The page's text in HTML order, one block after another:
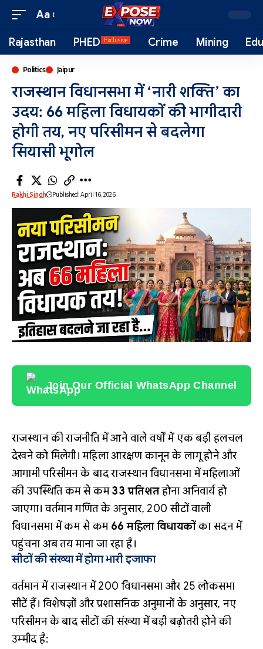
Aa
Rajasthan PHED Exclusive Crime Mining
Politics Jaipur
राजस्थान विधानसभा में ‘नारी शक्ति’ का
उदय: 66 महिला विधायकों की भागीदारी
होगी तय, नए परिसीमन से बदलेगा
सियासी भूगोल
Rakhi Singh Published: April 16, 2026
Join Our Official WhatsApp Channel
राजस्थान की राजनीति में आने वाले वर्षों में एक बड़ी हलचल
देखने को मिलेगी। महिला आरक्षण कानून के लागू होने और
आगामी परिसीमन के बाद राजस्थान विधानसभा में महिलाओं
की उपस्थिति कम से कम33 प्रतिशतहोना अनिवार्य हो
जाएगा। वर्तमान गणित के अनुसार, 200 सीटों वाली
विधानसभा में कम से कम 66 महिला विधायकोंका सदन में
पहुंचना अब तय माना जा रहा है।
सीटों की संख्या में होगा भारी इजाफा
वर्तमान में राजस्थान में 200 विधानसभा और 25 लोकसभा
सीटें हैं। विशेषज्ञों और प्रशासनिक अनुमानों के अनुसार, नए
परिसीमन के बाद सीटों की संख्या में बड़ी बढ़ोतरी होने की
उम्मीद है: